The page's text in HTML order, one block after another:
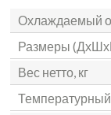
Охлаждаемый
Размеры
Вес нетто, кг